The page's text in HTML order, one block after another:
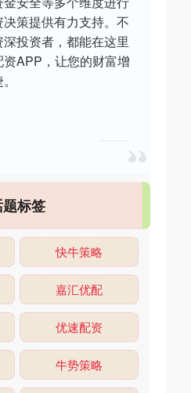
策提供有力支持。不
投资者，都能在这里
APP，让您的财富增
标签
快牛策略
嘉汇优配
优速配资
牛势策略